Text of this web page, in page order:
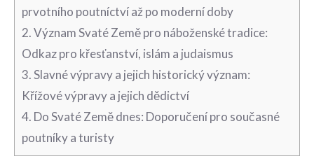
prvotního poutníctví až po moderní doby
2. Význam Svaté Země pro náboženské tradice:
Odkaz ​pro křesťanství, islám a judaismus
3. ⁤Slavné výpravy a jejich historický ‌význam:
Křížové výpravy a jejich dědictví
4. Do Svaté Země dnes: ‍Doporučení pro současné
poutníky a turisty